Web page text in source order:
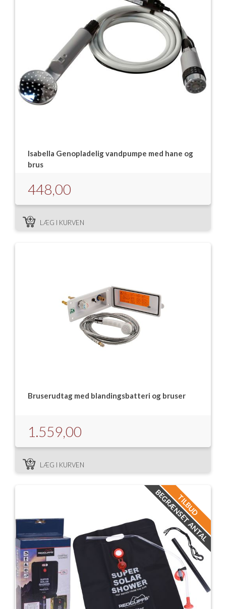
Isabella Genopladelig vandpumpe med hane og
brus
448,00
LÆG I KURVEN
Bruserudtag med blandingsbatteri og bruser
1.559,00
LÆG I KURVEN
TILBUD
BEGRÆNSET ANTAL